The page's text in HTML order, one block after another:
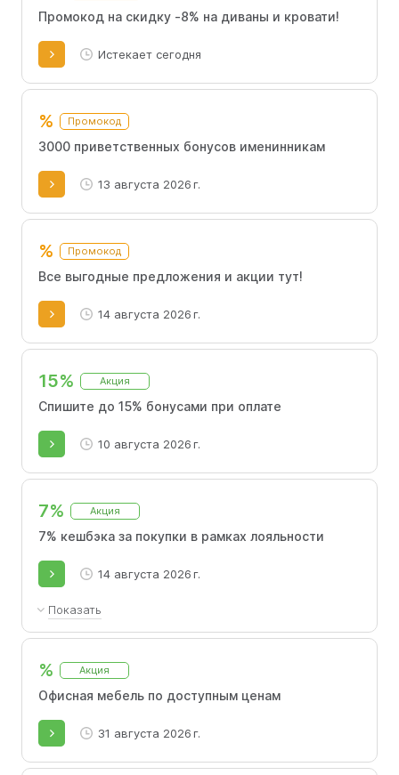
Промокод на скидку -8% на диваны и кровати!
Истекает сегодня
% Промокод
3000 приветственных бонусов именинникам
13 августа 2026 г.
% Промокод
Все выгодные предложения и акции тут!
14 августа 2026 г.
15% Акция
Спишите до 15% бонусами при оплате
10 августа 2026 г.
7% Акция
7% кешбэка за покупки в рамках лояльности
14 августа 2026 г.
Показать
При заказе 1 товара предоставляется скидка
3%. При покупке от 2 до 3 товаров скидка
увеличивается до 5%. При покупке от 4
товаров предоставляется скидка 7%.
% Акция
Офисная мебель по доступным ценам
31 августа 2026 г.